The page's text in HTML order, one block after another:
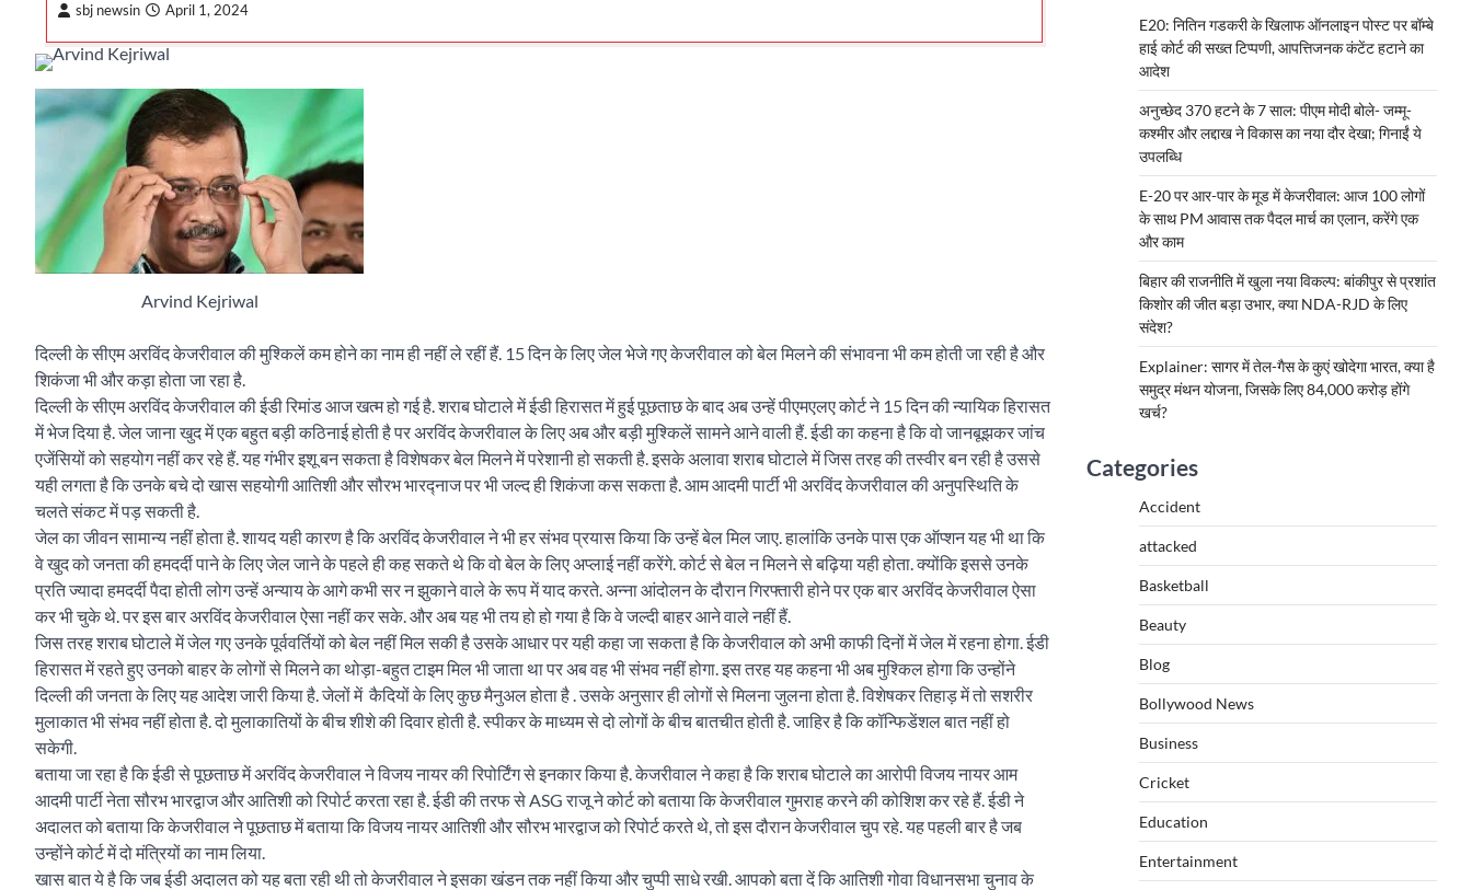
sbj newsin April 1, 2024
Arvind Kejriwal
दिल्ली के सीएम अरविंद केजरीवाल की मुश्किलें कम होने का नाम ही नहीं ले रहीं हैं. 15 दिन के लिए जेल भेजे गए केजरीवाल को बेल मिलने की संभावना भी कम होती जा रही है और
शिकंजा भी और कड़ा होता जा रहा है.
दिल्ली के सीएम अरविंद केजरीवाल की ईडी रिमांड आज खत्म हो गई है. शराब घोटाले में ईडी हिरासत में हुई पूछताछ के बाद अब उन्हें पीएमएलए कोर्ट ने 15 दिन की न्यायिक हिरासत
में भेज दिया है. जेल जाना खुद में एक बहुत बड़ी कठिनाई होती है पर अरविंद केजरीवाल के लिए अब और बड़ी मुश्किलें सामने आने वाली हैं. ईडी का कहना है कि वो जानबूझकर जांच
एजेंसियों को सहयोग नहीं कर रहे हैं. यह गंभीर इशू बन सकता है विशेषकर बेल मिलने में परेशानी हो सकती है. इसके अलावा शराब घोटाले में जिस तरह की तस्वीर बन रही है उससे
यही लगता है कि उनके बचे दो खास सहयोगी आतिशी और सौरभ भारद्नाज पर भी जल्द ही शिकंजा कस सकता है. आम आदमी पार्टी भी अरविंद केजरीवाल की अनुपस्थिति के
चलते संकट में पड़ सकती है.
जेल का जीवन सामान्य नहीं होता है. शायद यही कारण है कि अरविंद केजरीवाल ने भी हर संभव प्रयास किया कि उन्हें बेल मिल जाए. हालांकि उनके पास एक ऑप्शन यह भी था कि
वे खुद को जनता की हमदर्दी पाने के लिए जेल जाने के पहले ही कह सकते थे कि वो बेल के लिए अप्लाई नहीं करेंगे. कोर्ट से बेल न मिलने से बढ़िया यही होता. क्योंकि इससे उनके
प्रति ज्यादा हमदर्दी पैदा होती लोग उन्हें अन्याय के आगे कभी सर न झुकाने वाले के रूप में याद करते. अन्ना आंदोलन के दौरान गिरफ्तारी होने पर एक बार अरविंद केजरीवाल ऐसा
कर भी चुके थे. पर इस बार अरविंद केजरीवाल ऐसा नहीं कर सके. और अब यह भी तय हो हो गया है कि वे जल्दी बाहर आने वाले नहीं हैं.
जिस तरह शराब घोटाले में जेल गए उनके पूर्ववर्तियों को बेल नहीं मिल सकी है उसके आधार पर यही कहा जा सकता है कि केजरीवाल को अभी काफी दिनों में जेल में रहना होगा. ईडी
हिरासत में रहते हुए उनको बाहर के लोगों से मिलने का थोड़ा-बहुत टाइम मिल भी जाता था पर अब वह भी संभव नहीं होगा. इस तरह यह कहना भी अब मुश्किल होगा कि उन्होंने
दिल्ली की जनता के लिए यह आदेश जारी किया है. जेलों में कैदियों के लिए कुछ मैनुअल होता है . उसके अनुसार ही लोगों से मिलना जुलना होता है. विशेषकर तिहाड़ में तो सशरीर
मुलाकात भी संभव नहीं होता है. दो मुलाकातियों के बीच शीशे की दिवार होती है. स्पीकर के माध्यम से दो लोगों के बीच बातचीत होती है. जाहिर है कि कॉन्फिडेंशल बात नहीं हो
सकेगी.
बताया जा रहा है कि ईडी से पूछताछ में अरविंद केजरीवाल ने विजय नायर की रिपोर्टिंग से इनकार किया है. केजरीवाल ने कहा है कि शराब घोटाले का आरोपी विजय नायर आम
आदमी पार्टी नेता सौरभ भारद्वाज और आतिशी को रिपोर्ट करता रहा है. ईडी की तरफ से ASG राजू ने कोर्ट को बताया कि केजरीवाल गुमराह करने की कोशिश कर रहे हैं. ईडी ने
अदालत को बताया कि केजरीवाल ने पूछताछ में बताया कि विजय नायर आतिशी और सौरभ भारद्वाज को रिपोर्ट करते थे, तो इस दौरान केजरीवाल चुप रहे. यह पहली बार है जब
उन्होंने कोर्ट में दो मंत्रियों का नाम लिया.
खास बात ये है कि जब ईडी अदालत को यह बता रही थी तो केजरीवाल ने इसका खंडन तक नहीं किया और चुप्पी साधे रखी. आपको बता दें कि आतिशी गोवा विधानसभा चुनाव के
E20: नितिन गडकरी के खिलाफ ऑनलाइन पोस्ट पर बॉम्बे
हाई कोर्ट की सख्त टिप्पणी, आपत्तिजनक कंटेंट हटाने का
आदेश
अनुच्छेद 370 हटने के 7 साल: पीएम मोदी बोले- जम्मू-
कश्मीर और लद्दाख ने विकास का नया दौर देखा; गिनाईं ये
उपलब्धि
E-20 पर आर-पार के मूड में केजरीवाल: आज 100 लोगों
के साथ PM आवास तक पैदल मार्च का एलान, करेंगे एक
और काम
बिहार की राजनीति में खुला नया विकल्प: बांकीपुर से प्रशांत
किशोर की जीत बड़ा उभार, क्या NDA-RJD के लिए
संदेश?
Explainer: सागर में तेल-गैस के कुएं खोदेगा भारत, क्या है
समुद्र मंथन योजना, जिसके लिए 84,000 करोड़ होंगे
खर्च?
Categories
Accident
attacked
Basketball
Beauty
Blog
Bollywood News
Business
Cricket
Education
Entertainment